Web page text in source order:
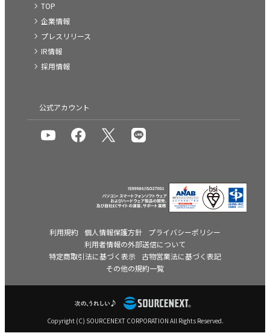
TOP
企業情報
プレスリリース
IR情報
採用情報
公式アカウント
利用規約 個人情報保護方針
プライバシーポリシー
利用者情報の外部送信について
特定商取引法に基づく表示
古物営業法に基づく表記
その他の規約一覧
Copyright (C) SOURCENEXT CORPORATION All Rights Reserved.